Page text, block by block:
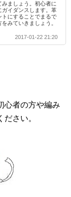
ましょう。初心者に
ガイダンスします。革
にすることでまるで
みていきましょう。
2017-01-22 21:20
心者の方や編み
さい。